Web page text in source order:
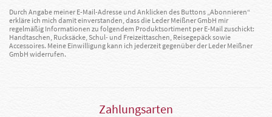
Durch Angabe meiner E-Mail-Adresse und Anklicken des Buttons „Abonnieren“
erkläre ich mich damit einverstanden, dass die Leder Meißner GmbH mir
regelmäßig Informationen zu folgendem Produktsortiment per E-Mail zuschickt:
Handtaschen, Rucksäcke, Schul- und Freizeittaschen, Reisegepäck sowie
Accessoires. Meine Einwilligung kann ich jederzeit gegenüber der Leder Meißner
GmbH widerrufen.
Zahlungsarten